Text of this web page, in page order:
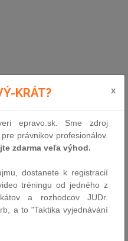
republiky
KRÁT? x
epravo.sk. Sme zdroj
právnikov profesionálov.
zdarma veľa výhod.
dostanete k registracií
tréningu od jedného z
a rozhodcov JUDr.
a to "Taktika vyjednávání